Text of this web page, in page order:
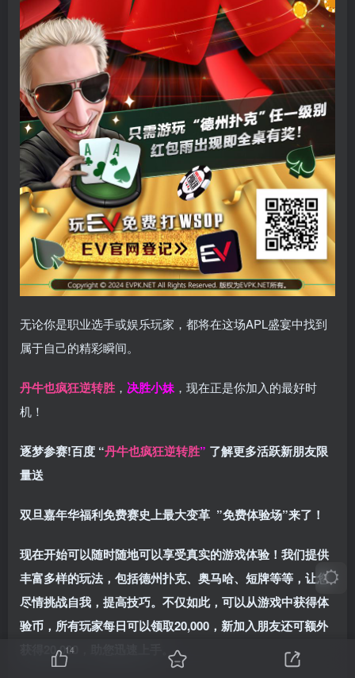
无论你是职业选手或娱乐玩家，都将在这场APL盛宴中找到
属于自己的精彩瞬间。
丹牛也疯狂逆转胜 ， 决胜小妹 ，现在正是你加入的最好时
机！
逐梦参赛!百度 “丹牛也疯狂逆转胜” 了解更多活跃新朋友限
量送
双旦嘉年华福利免费赛史上最大变革 ”免费体验场”来了！
现在开始可以随时随地可以享受真实的游戏体验！我们提供
丰富多样的玩法，包括德州扑克、奥马哈、短牌等等，让您
尽情挑战自我，提高技巧。不仅如此， 可以从游戏中获得体
验币，所有玩家每日可以领取20,000，新加入朋友还可额外
获得20,000，助您迅速上手。
14